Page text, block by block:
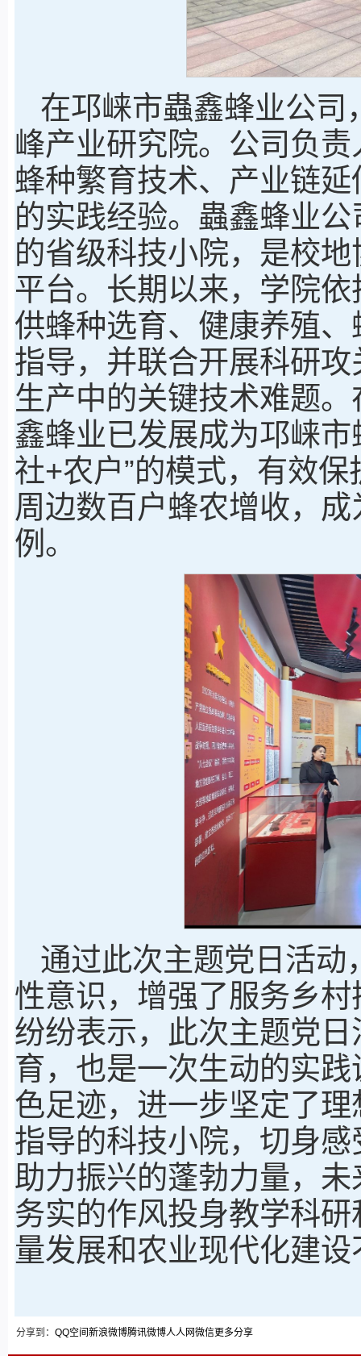
在邛崃市蟲鑫蜂业公司
峰产业研究院。公司负
蜂种繁育技术、产业链
的实践经验。蟲鑫蜂业
的省级科技小院，是校
平台。长期以来，学院
供蜂种选育、健康养殖
指导，并联合开展科研
生产中的关键技术难题
鑫蜂业已发展成为邛崃
社+农户”的模式，有效
周边数百户蜂农增收，
例。
通过此次主题党日活动
性意识，增强了服务乡
纷纷表示，此次主题党
育，也是一次生动的实
色足迹，进一步坚定了
指导的科技小院，切身
助力振兴的蓬勃力量，
务实的作风投身教学科
量发展和农业现代化建
分享到： QQ空间 新浪微博腾讯微博人人网微信更多分享